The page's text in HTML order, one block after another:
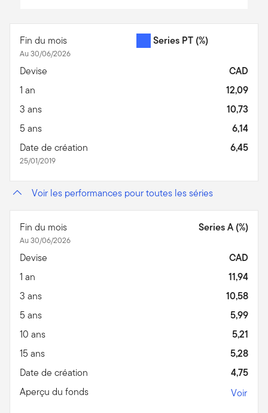
Fin du mois
Au 30/06/2026
Series PT (%)
Devise
CAD
1 an
12,09
3 ans
10,73
5 ans
6,14
Date de création
25/01/2019
6,45
Voir les performances pour toutes les séries
Fin du mois
Au 30/06/2026
Series A (%)
Devise
CAD
1 an
11,94
3 ans
10,58
5 ans
5,99
10 ans
5,21
15 ans
5,28
Date de création
4,75
Aperçu du fonds
Voir